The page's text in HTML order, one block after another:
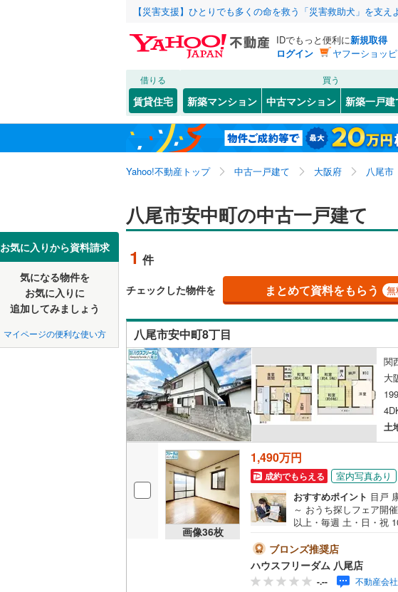
【災害支援】ひとりでも多くの命を救う「災害救助犬」を支え
IDでもっと便利に新規取得
ログイン
ヤフーショッ
借りる
賃貸住宅
買う
新築マンション 中古マンション 新築一戸建
Yahoo!不動産トップ 中古一戸建て 大阪府 八尾市
お気に入りから資料請求
気になる物件を
お気に入りに
追加してみましょう
マイページの便利な使い方
八尾市安中町の中古一戸建て
1 件
チェックした物件を まとめて資料をもらう 無
八尾市安中町8丁目
関
大
土
画像36枚
1,490万円
成約でもらえる 室内写真あり
おすすめポイント 目戸
～ おうち探しフェア開
以上・毎週 土・日・祝
す・「見るだけ・聞くだ
--*----*--・物件多数取り
ド上場企業】です・設計
る当社施工のモデルハウ
ブロンズ推奨店
ハウスフリーダム 八尾店
-.-- 不動産会
北海道 北海道
東北 青森 岩手
関東 東京 神奈川
信越・北陸 新潟 長野
近畿 大阪 兵庫
中国 鳥取 島根
四国 徳島 香川
九州・沖縄 福岡 佐賀
該当物件0件
大阪市 都島区(12)
西淀川区(31)
淀川区
53)
港区(
東成区(24)
阿倍野区(18)
堺市 堺区(35)
西区(52)
美原区( 40)
大阪府のそのほ
かの地域
岸和田市(10)
吹田市(41)
貝塚市(24)
茨木市(62)
富田林市(65)
松原市(77)
該当物件0件
相生町(1)
老原(2)
恩智北町(2)
久宝寺
3)
佐堂町(1)
堤町(1)
本町(1)
南太子堂 ( 1)
八尾木(2)
山本町南
竹渕東(1)
該当物件0件
JR 東海道本線（JR西日本）(0)
桜島線(0)
阪和線(0)
おおさか東線(0
地下鉄 OsakaMetro長堀鶴見緑地線
OsakaMetro谷町線(0)
私鉄・その他 近鉄大阪線(1)
近鉄南大阪線(0)
近鉄けいはんな線(0)
京阪交野線(0)
阪急千里線(0)
能勢電鉄妙見線
南海多奈川線 (0)
阪堺電気軌道上町線(0)
国際文化公園都市モノレール
該当物件0件
該当物件0件
こだわり条件 リフォーム、リノベーション
リノベーション・リフォ
（0）
設備
床暖房 0）
駐車場2台以上（0）
（0）
二世帯向け（0）
サービスルーム（納戸）
最寄りの駅が始発駅
配置、向き、建ち方、日当た
前道6m以上（ 0）
平坦地（0）
LD
該当物件0件
この検索条件